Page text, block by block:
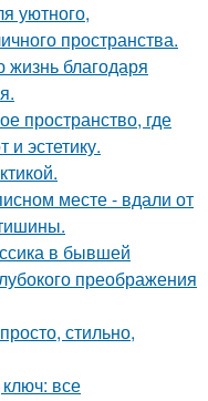
уютного,
пространства.
благодаря
пространство, где
эстетику.
месте - вдали от
в бывшей
преображения
стильно,
все